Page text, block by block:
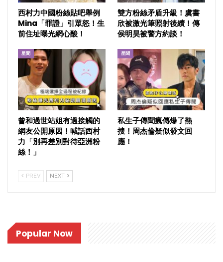
西村力中國粉絲貼吧舉例
Mina「罪證」引眾怒！生
前住址曝光網心酸！
雙方粉絲矛盾升級！虞書
欣被激光筆照射後續！傳
侯明昊被警方約談！
星聞
曾和過世站姐有過接觸的
網友公開原因！喊話西村
力「別再差別對待亞洲粉
絲！」
星聞
私生子傳聞瘋傳爆了熱
搜！周杰倫疑似發文回
應！
PREV NEXT
Popular Now